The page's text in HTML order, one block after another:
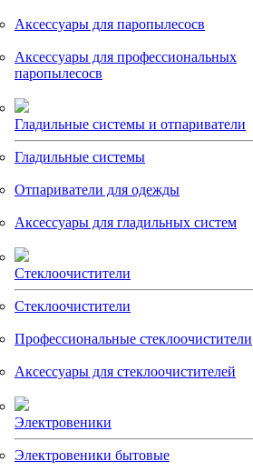
Аксессуары для паропылесосв
Аксессуары для профессиональных
паропылесосв
Гладильные системы и отпариватели
Гладильные системы
Отпариватели для одежды
Аксессуары для гладильных систем
Стеклоочистители
Стеклоочистители
Профессиональные стеклоочистители
Аксессуары для стеклоочистителей
Электровеники
Электровеники бытовые